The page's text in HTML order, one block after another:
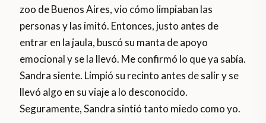
zoo de Buenos Aires, vio cómo limpiaban las
personas y las imitó. Entonces, justo antes de
entrar en la jaula, buscó su manta de apoyo
emocional y se la llevó. Me confirmó lo que ya sabía.
Sandra siente. Limpió su recinto antes de salir y se
llevó algo en su viaje a lo desconocido.
Seguramente, Sandra sintió tanto miedo como yo.